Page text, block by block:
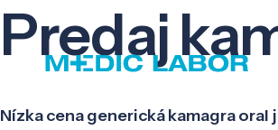
Predaj
Nízka cena generická kamagra